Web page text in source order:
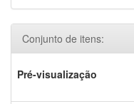
Conjunto de itens:
Pré-visualização